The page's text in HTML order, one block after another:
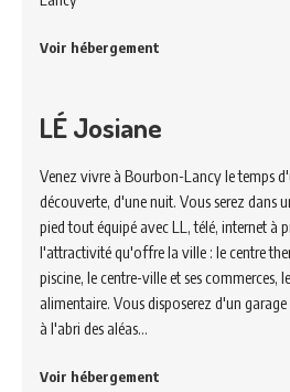
Voir hébergement
LÉ Josiane
Venez vivre à Bourbon-Lancy le temps
découverte, d'une nuit. Vous serez dans
pied tout équipé avec LL, télé, internet à
l'attractivité qu'offre la ville : le centre
piscine, le centre-ville et ses commerces,
alimentaire. Vous disposerez d'un
à l'abri des aléas…
Voir hébergement